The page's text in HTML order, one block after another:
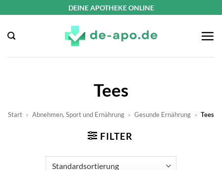
springen
DEINE APOTHEKE ONLINE
Tees
Start » Abnehmen, Sport und Ernährung » Gesunde Ernährung » Tees
FILTER